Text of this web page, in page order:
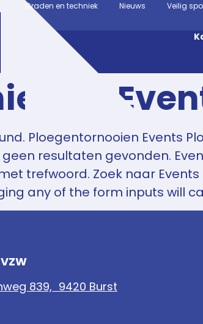
Graden en techniek Nieuws Veilig
Ploegentornooien Events
geen resultaten gevonden.
trefwoord. Zoek naar
any of the form inputs will
839, 9420 Burst